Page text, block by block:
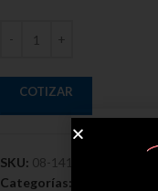
COTIZAR
SKU: 08-1410
Categorías: